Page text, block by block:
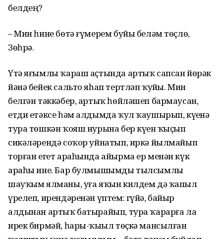
белдең?
– Мин һине бөтә ғүмерем буйы беләм төҫлө,
Зөһрә.
Үтә яғымлы ҡараш аҫтында артыҡ сапсан йөрәк
йәнә бейек сальто яһап тертләп ҡуйҙы. Мин
белгән тәккәбер, артыҡ һөйләшеп бармаусан,
етди етәксе һәм алдымда ҡул ҡаушырып, күҙенә
тура төшкән ҡояш нурына бер күҙен ҡыҫып
сикәләрендә соҡор уйнатып, иркә йылмайып
торған егет араһында айырма ер менән күк
араһы ине. Бар булмышымды тылсымлы
шауҡым ялманы, уға яҡын килдем дә ҡапыл
үрелеп, ирендәренән үптем: гүйә, байыр
алдынан артыҡ батырайып, тура ҡарарға ла
ирек бирмәй, һары-ҡыҙыл төҫкә мансылған